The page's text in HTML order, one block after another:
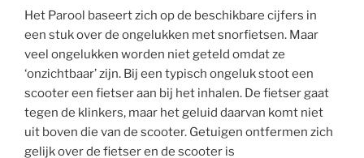
Het Parool baseert zich op de beschikbare cijfers in
een stuk over de ongelukken met snorfietsen. Maar
veel ongelukken worden niet geteld omdat ze
‘onzichtbaar’ zijn. Bij een typisch ongeluk stoot een
scooter een fietser aan bij het inhalen. De fietser gaat
tegen de klinkers, maar het geluid daarvan komt niet
uit boven die van de scooter. Getuigen ontfermen zich
gelijk over de fietser en de scooter is